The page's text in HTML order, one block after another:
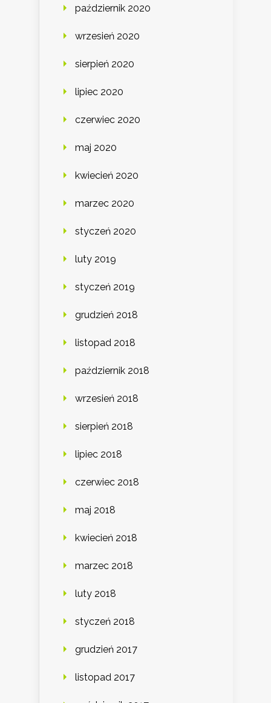
październik 2020
wrzesień 2020
sierpień 2020
lipiec 2020
czerwiec 2020
maj 2020
kwiecień 2020
marzec 2020
styczeń 2020
luty 2019
styczeń 2019
grudzień 2018
listopad 2018
październik 2018
wrzesień 2018
sierpień 2018
lipiec 2018
czerwiec 2018
maj 2018
kwiecień 2018
marzec 2018
luty 2018
styczeń 2018
grudzień 2017
listopad 2017